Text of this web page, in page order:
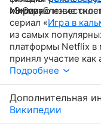
«Эмми».
и «Ограбление
Мировую
сериал «Игра в
из самых
платформы Netflix в
принял участие
и продюсер.
Подробнее
Дополнительная
Википедии